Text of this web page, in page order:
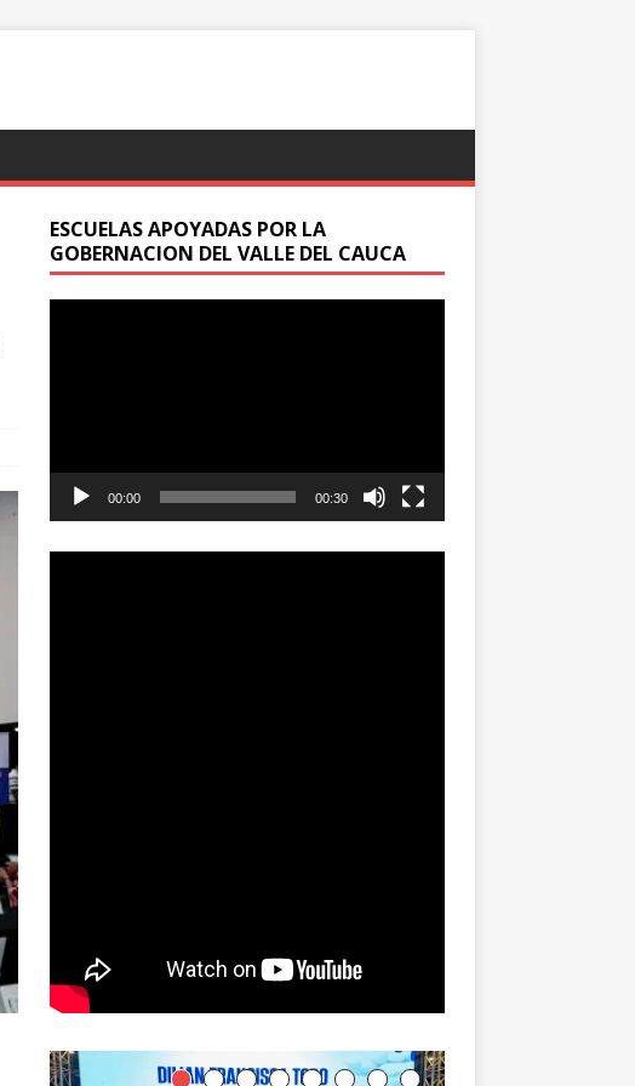
ESCUELAS APOYADAS POR LA
GOBERNACION DEL VALLE DEL CAUCA
00:00 00:30